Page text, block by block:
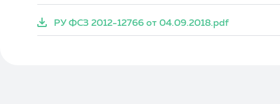
РУ ФСЗ 2012-12766 от 04.09.2018.pdf